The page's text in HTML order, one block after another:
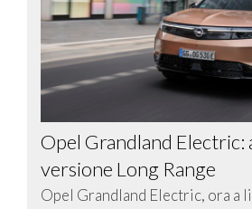
Opel Grandland Electric:
versione Long Range
Opel Grandland Electric, ora a